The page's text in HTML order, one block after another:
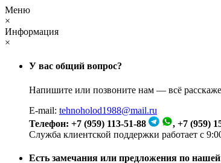
Меню
×
Информация
×
У вас общий вопрос?
Напишите или позвоните нам — всё
E-mail: tehnoholod1988@mail.ru
Телефон: +7 (959) 113-51-88
, +7 (959)
Служба клиентской поддержки работает с
Есть замечания или предложения по нашей